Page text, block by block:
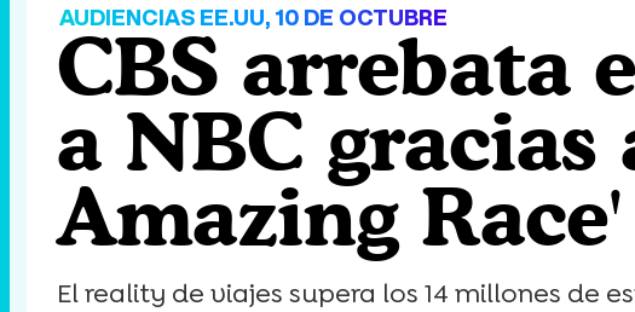
AUDIENCIAS EE.UU, 10 DE OCTUBRE
CBS arrebata
a NBC
Amazing Race'
El reality de viajes supera los 14 millones de